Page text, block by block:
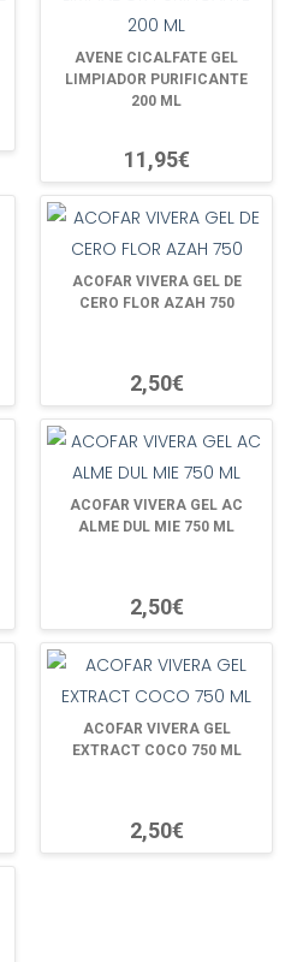
AVENE CICALFATE GEL
LIMPIADOR PURIFICANTE
200 ML
11,95€
ACOFAR VIVERA GEL DE
CERO FLOR AZAH 750
2,50€
ACOFAR VIVERA GEL AC
ALME DUL MIE 750 ML
2,50€
ACOFAR VIVERA GEL
EXTRACT COCO 750 ML
2,50€